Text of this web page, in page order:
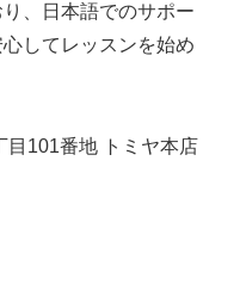
、日本語でのサポー
してレッスンを始め
目101番地 トミヤ本店